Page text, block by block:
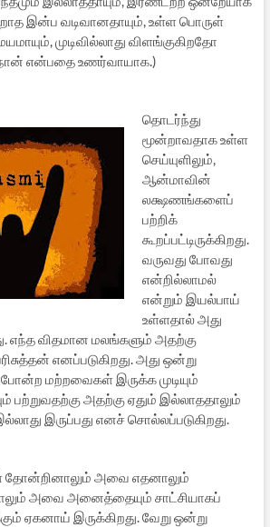
இன்ப வடிவானதாயும், உள்ள பொருள்
முடிவில்லாது விளங்குகிறதோ
நான் என்பதை உணர்வாயாக.)
தொடர்ந்து
மூன்றாவதாக உள்ள
செய்யுளிலும்,
ஆன்மாவின்
லக்ஷணங்களைப்
பற்றிக்
கூறப்பட்டிருக்கிறது.
வருவது போவது
என்றில்லாமல்
என்றும் இயல்பாய்
உள்ளதால் அது
எந்த விதமான மலங்களும் அதற்கு
எனப்படுகிறது. அது ஒன்று
மற்றவைகள் இருக்க முடியும்
பற்றுவதற்கு அதற்கு ஏதும் இல்லாததாலும்
இருப்பது எனச் சொல்லப்படுகிறது.
அவை எதனாலும்
அவை அனைத்தையும் சாட்சியாகப்
ஏகனாய் இருக்கிறது. வேறு ஒன்று